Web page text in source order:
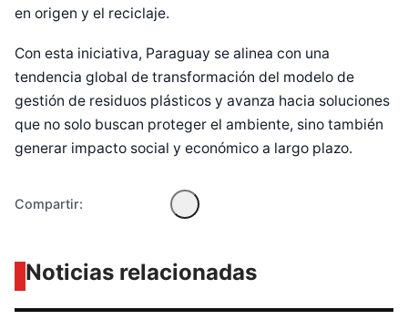
en origen y el reciclaje.
Con esta iniciativa, Paraguay se alinea con una
tendencia global de transformación del modelo de
gestión de residuos plásticos y avanza hacia soluciones
que no solo buscan proteger el ambiente, sino también
generar impacto social y económico a largo plazo.
Compartir:
Diseñado por Shiro
Noticias relacionadas